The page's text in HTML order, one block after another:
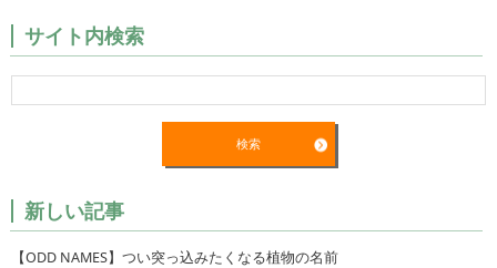
サイト内検索
新しい記事
【ODD NAMES】つい突っ込みたくなる植物の名前